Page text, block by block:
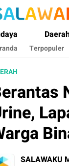
Maluku
dan Warta Anak
Terpopuler
SALAWAKU